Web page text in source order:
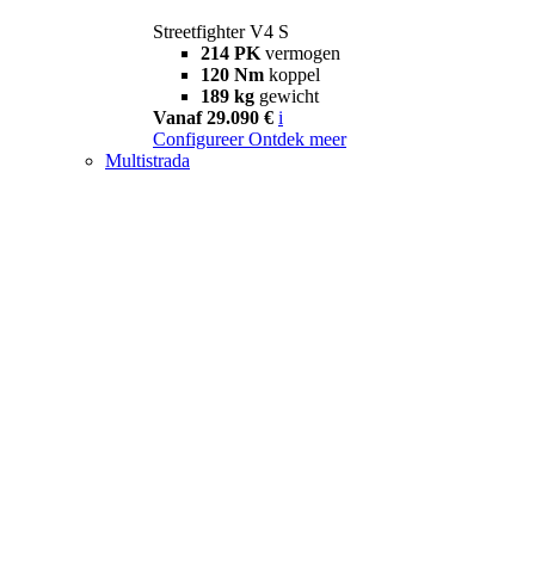
Streetfighter V4 S
214 PK vermogen
120 Nm koppel
189 kg gewicht
Vanaf 29.090 € i
Configureer Ontdek meer
Multistrada